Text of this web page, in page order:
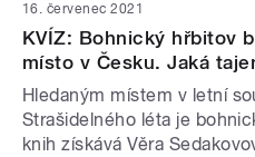
16. červenec 2021
KVÍZ: Bohnický hřbitov
místo v Česku. Jaká
Hledaným místem v letní
Strašidelného léta je
knih získává Věra